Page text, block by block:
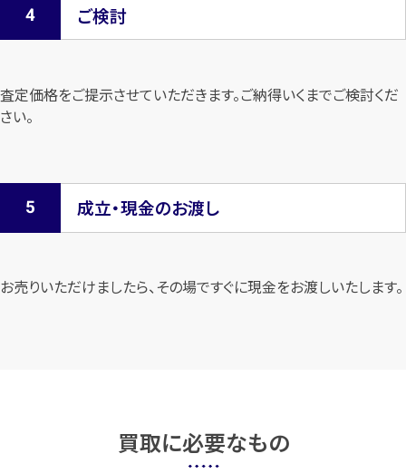
ご検討
査定価格をご提示させていただきます。ご納得いくまでご検討くだ
さい。
成立・現金のお渡し
お売りいただけましたら、その場ですぐに現金をお渡しいたします。
買取に必要なもの